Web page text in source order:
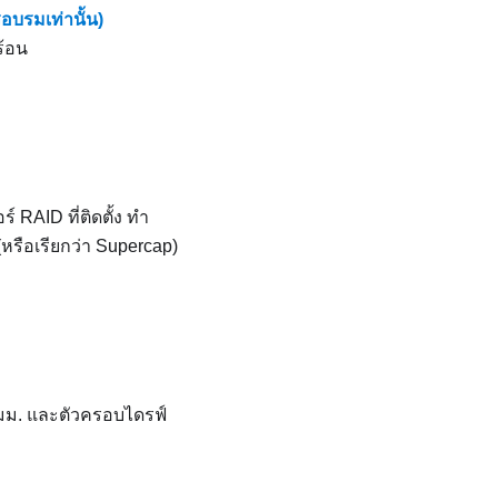
บรมเท่านั้น)
อน
RAID ที่ติดตั้ง ทำ
อเรียกว่า Supercap)
. และตัวครอบไดรฟ์